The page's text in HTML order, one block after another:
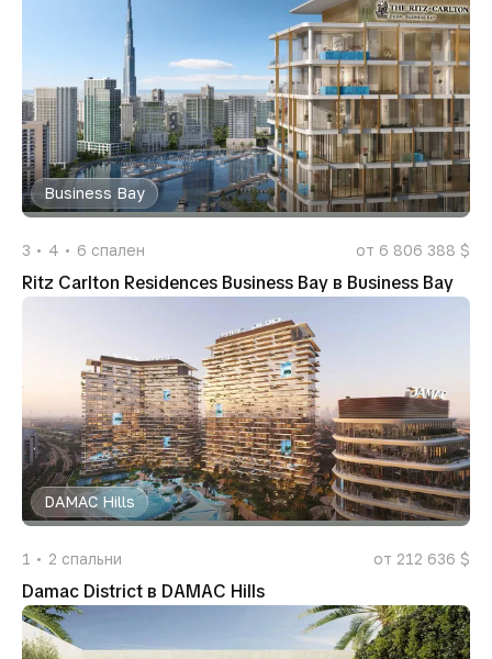
Business Bay
3 4 6 спален от 6 806 388 $
Ritz Carlton Residences Business Bay в Business Bay
DAMAC Hills
1 2 спальни от 212 636 $
Damac District в DAMAC Hills